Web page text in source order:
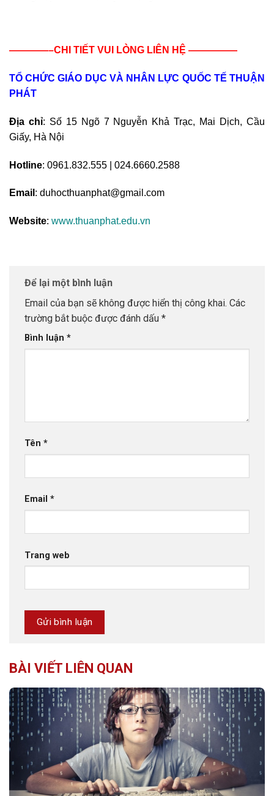
————–CHI TIẾT VUI LÒNG LIÊN HỆ —————
TỔ CHỨC GIÁO DỤC VÀ NHÂN LỰC QUỐC TẾ THUẬN
PHÁT
Địa chỉ: Số 15 Ngõ 7 Nguyễn Khả Trạc, Mai Dịch, Cầu
Giấy, Hà Nội
Hotline: 0961.832.555 | 024.6660.2588
Email : duhocthuanphat@gmail.com
Website: www.thuanphat.edu.vn
Để lại một bình luận
Email của bạn sẽ không được hiển thị công khai. Các
trường bắt buộc được đánh dấu *
Bình luận *
Tên *
Email *
Trang web
BÀI VIẾT LIÊN QUAN